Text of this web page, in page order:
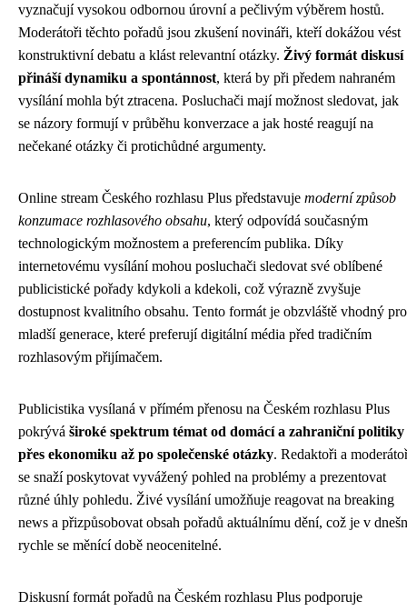
vyznačují vysokou odbornou úrovní a pečlivým výběrem hostů.
Moderátoři těchto pořadů jsou zkušení novináři, kteří dokážou vést
konstruktivní debatu a klást relevantní otázky. Živý formát diskusí
přináší dynamiku a spontánnost, která by při předem nahraném
vysílání mohla být ztracena. Posluchači mají možnost sledovat, jak
se názory formují v průběhu konverzace a jak hosté reagují na
nečekané otázky či protichůdné argumenty.
Online stream Českého rozhlasu Plus představuje moderní způsob
konzumace rozhlasového obsahu, který odpovídá současným
technologickým možnostem a preferencím publika. Díky
internetovému vysílání mohou posluchači sledovat své oblíbené
publicistické pořady kdykoli a kdekoli, což výrazně zvyšuje
dostupnost kvalitního obsahu. Tento formát je obzvláště vhodný pro
mladší generace, které preferují digitální média před tradičním
rozhlasovým přijímačem.
Publicistika vysílaná v přímém přenosu na Českém rozhlasu Plus
pokrývá široké spektrum témat od domácí a zahraniční politiky
přes ekonomiku až po společenské otázky. Redaktoři a
se snaží poskytovat vyvážený pohled na problémy a prezentovat
různé úhly pohledu. Živé vysílání umožňuje reagovat na breaking
news a přizpůsobovat obsah pořadů aktuálnímu dění, což je v
rychle se měnící době neocenitelné.
Diskusní formát pořadů na Českém rozhlasu Plus podporuje